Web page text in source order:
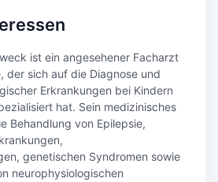
ist ein angesehener Facharzt
der sich auf die Diagnose und
Erkrankungen bei Kindern
hat. Sein medizinisches
Behandlung von Epilepsie,
genetischen Syndromen sowie
neurophysiologischen